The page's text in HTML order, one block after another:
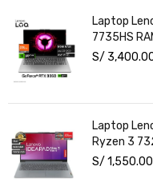
Laptop
7735HS
3050 6GB
S/
Laptop
Ryzen 3
S/ 1,550.00